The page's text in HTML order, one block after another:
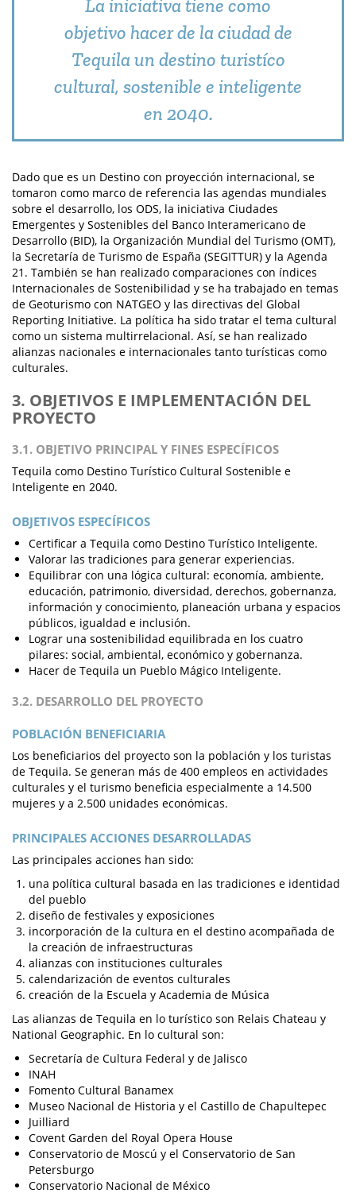
La iniciativa tiene como
objetivo hacer de la ciudad de
Tequila un destino turistíco
cultural, sostenible e inteligente
en 2040.
Dado que es un Destino con proyección internacional, se
tomaron como marco de referencia las agendas mundiales
sobre el desarrollo, los ODS, la iniciativa Ciudades
Emergentes y Sostenibles del Banco Interamericano de
Desarrollo (BID), la Organización Mundial del Turismo (OMT),
la Secretaría de Turismo de España (SEGITTUR) y la Agenda
21. También se han realizado comparaciones con índices
Internacionales de Sostenibilidad y se ha trabajado en temas
de Geoturismo con NATGEO y las directivas del Global
Reporting Initiative. La política ha sido tratar el tema cultural
como un sistema multirrelacional. Así, se han realizado
alianzas nacionales e internacionales tanto turísticas como
culturales.
3. OBJETIVOS E IMPLEMENTACIÓN DEL
PROYECTO
3.1. OBJETIVO PRINCIPAL Y FINES ESPECÍFICOS
Tequila como Destino Turístico Cultural Sostenible e
Inteligente en 2040.
OBJETIVOS ESPECÍFICOS
Certificar a Tequila como Destino Turístico Inteligente.
Valorar las tradiciones para generar experiencias.
Equilibrar con una lógica cultural: economía, ambiente,
educación, patrimonio, diversidad, derechos, gobernanza,
información y conocimiento, planeación urbana y espacios
públicos, igualdad e inclusión.
Lograr una sostenibilidad equilibrada en los cuatro
pilares: social, ambiental, económico y gobernanza.
Hacer de Tequila un Pueblo Mágico Inteligente.
3.2. DESARROLLO DEL PROYECTO
POBLACIÓN BENEFICIARIA
Los beneficiarios del proyecto son la población y los turistas
de Tequila. Se generan más de 400 empleos en actividades
culturales y el turismo beneficia especialmente a 14.500
mujeres y a 2.500 unidades económicas.
PRINCIPALES ACCIONES DESARROLLADAS
Las principales acciones han sido:
una política cultural basada en las tradiciones e identidad
del pueblo
diseño de festivales y exposiciones
incorporación de la cultura en el destino acompañada de
la creación de infraestructuras
alianzas con instituciones culturales
calendarización de eventos culturales
creación de la Escuela y Academia de Música
Las alianzas de Tequila en lo turístico son Relais Chateau y
National Geographic. En lo cultural son:
Secretaría de Cultura Federal y de Jalisco
INAH
Fomento Cultural Banamex
Museo Nacional de Historia y el Castillo de Chapultepec
Juilliard
Covent Garden del Royal Opera House
Conservatorio de Moscú y el Conservatorio de San
Petersburgo
Conservatorio Nacional de México